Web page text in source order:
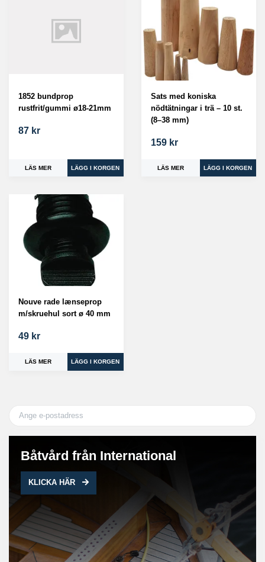
Båtvård från International
KLICKA HÄR
1852 bundprop
rustfrit/gummi ø18-21mm
87 kr
LÄS MER
Sats med koniska
nödtätningar i trä – 10 st.
(8–38 mm)
159 kr
LÄS MER
Nouve rade lænseprop
m/skruehul sort ø 40 mm
49 kr
LÄS MER